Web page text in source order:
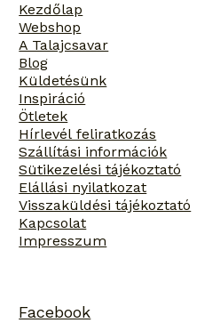
Kezdőlap
Webshop
A Talajcsavar
Blog
Küldetésünk
Inspiráció
Ötletek
Hírlevél feliratkozás
Szállítási információk
Sütikezelési tájékoztató
Elállási nyilatkozat
Visszaküldési tájékoztató
Kapcsolat
Impresszum
Facebook